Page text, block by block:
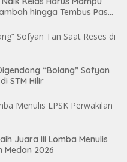
hingga Tembus Pasar
“Bolang” Sofyan
STM Hilir
Juara III Lomba Menulis
Medan 2026